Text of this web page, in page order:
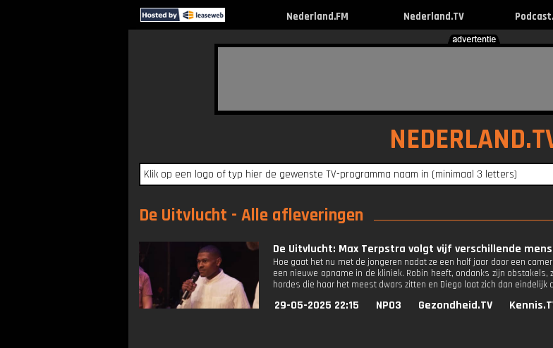
Nederland.FM Nederland.TV
De Uitvlucht - Alle afleveringen
De Uitvlucht: Max Terpstra volgt vijf verschillende
Hoe gaat het nu met de jongeren nadat ze een half jaar door een
een nieuwe opname in de kliniek. Robin heeft, ondanks zijn
hordes die haar het meest dwars zitten en Diego laat zich dan eindelijk
29-05-2025 22:15 NPO3 Gezondheid.TV